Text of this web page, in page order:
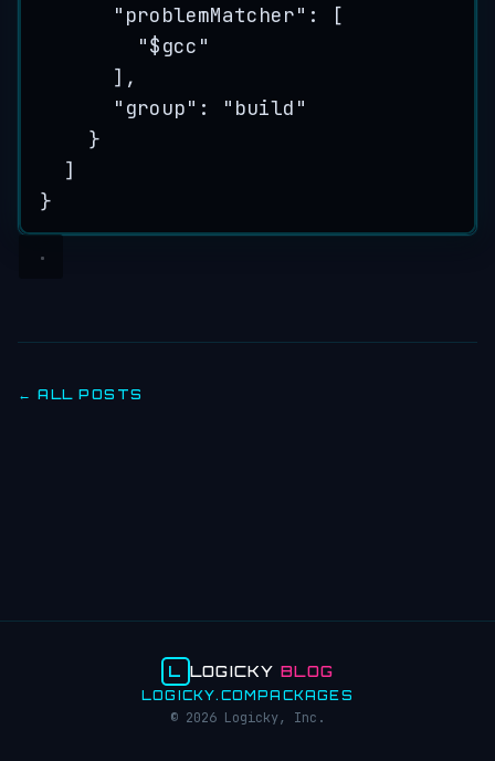
"problemMatcher" : [
"$gcc "
],
"group" : " build "
}
]
}
← ALL POSTS
L LOGICKYBLOG
LOGICKY.COMPACKAGES
© 2026 Logicky, Inc.